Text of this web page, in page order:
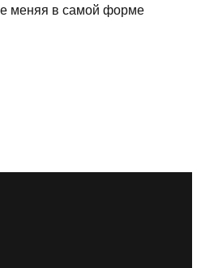
меняя в самой форме